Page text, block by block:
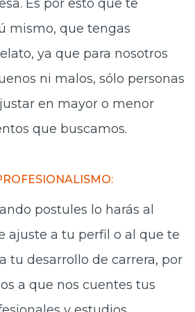
Es por esto que te
mismo, que tengas
ya que para nosotros
ni malos, sólo personas
en mayor o menor
que buscamos.
postules lo harás al
ajuste a tu perfil o al que te
tu desarrollo de carrera, por
a que nos cuentes tus